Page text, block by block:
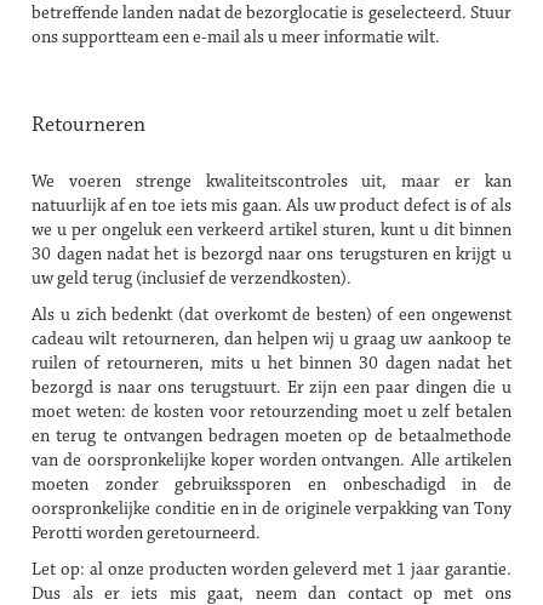
betreffende landen nadat de bezorglocatie is geselecteerd. Stuur
ons supportteam een e-mail als u meer informatie wilt.
Retourneren
We voeren strenge kwaliteitscontroles uit, maar er kan
natuurlijk af en toe iets mis gaan. Als uw product defect is of als
we u per ongeluk een verkeerd artikel sturen, kunt u dit binnen
30 dagen nadat het is bezorgd naar ons terugsturen en krijgt u
uw geld terug (inclusief de verzendkosten).
Als u zich bedenkt (dat overkomt de besten) of een ongewenst
cadeau wilt retourneren, dan helpen wij u graag uw aankoop te
ruilen of retourneren, mits u het binnen 30 dagen nadat het
bezorgd is naar ons terugstuurt. Er zijn een paar dingen die u
moet weten: de kosten voor retourzending moet u zelf betalen
en terug te ontvangen bedragen moeten op de betaalmethode
van de oorspronkelijke koper worden ontvangen. Alle artikelen
moeten zonder gebruikssporen en onbeschadigd in de
oorspronkelijke conditie en in de originele verpakking van Tony
Perotti worden geretourneerd.
Let op: al onze producten worden geleverd met 1 jaar garantie.
Dus als er iets mis gaat, neem dan contact op met ons